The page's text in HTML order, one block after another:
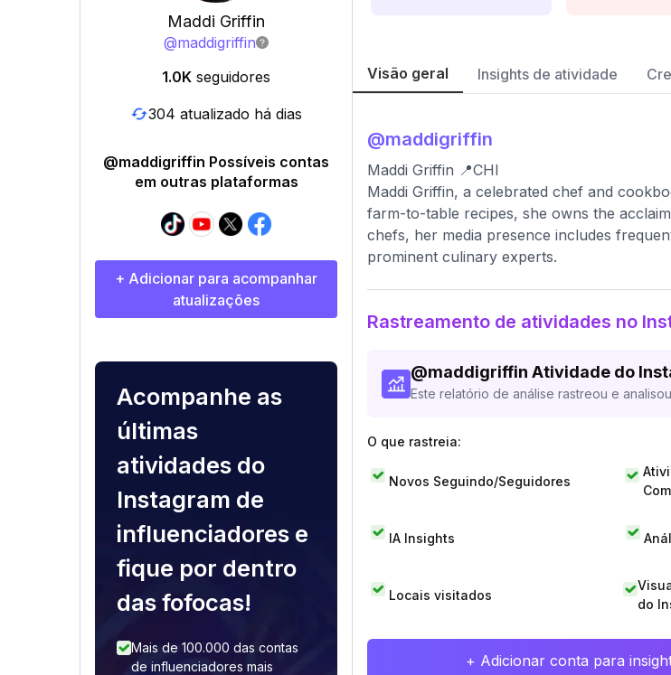
Maddi Griffin
@maddigriffin
1.0K seguidores
304 atualizado há dias
@maddigriffin Possíveis contas
em outras plataformas
+ Adicionar para acompanhar
atualizações
Acompanhe as
últimas
atividades do
Instagram de
influenciadores e
fique por dentro
das fofocas!
Mais de 100.000 das contas
de influenciadores mais
Visão geral Insights de atividade
@maddigriffin
Maddi Griffin 📍CHI
Maddi Griffin, a celebrated chef and
farm-to-table recipes, she owns the
chefs, her media presence includes
prominent culinary experts.
Rastreamento de atividades no
@maddigriffin Atividade do
Este relatório de análise rastreou e
O que rastreia:
Novos Seguindo/Seguidores
IA Insights
Locais visitados
do
+ Adicionar conta para